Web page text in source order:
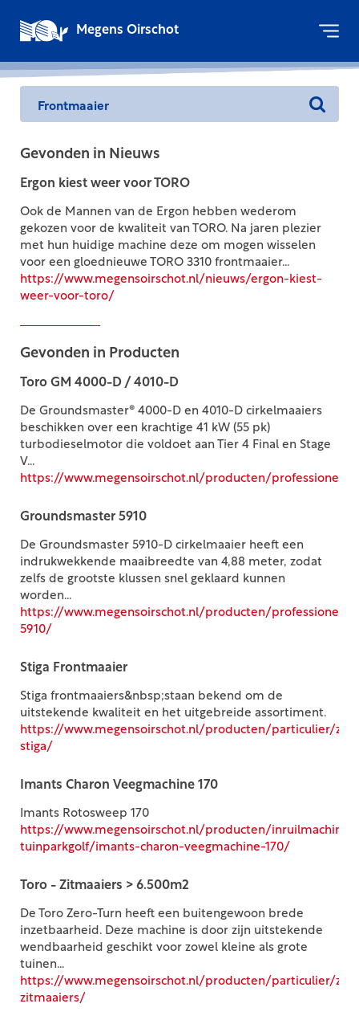
Megens Oirschot
Gevonden in Nieuws
Ergon kiest weer voor TORO
Ook de Mannen van de Ergon hebben wederom
gekozen voor de kwaliteit van TORO. Na jaren plezier
met hun huidige machine deze om mogen wisselen
voor een gloednieuwe TORO 3310 frontmaaier...
https://www.megensoirschot.nl/nieuws/ergon-kiest-
weer-voor-toro/
Gevonden in Producten
Toro GM 4000-D / 4010-D
De Groundsmaster® 4000-D en 4010-D cirkelmaaiers
beschikken over een krachtige 41 kW (55 pk)
turbodieselmotor die voldoet aan Tier 4 Final en Stage
V...
https://www.megensoirschot.nl/producten/
Groundsmaster 5910
De Groundsmaster 5910-D cirkelmaaier heeft een
indrukwekkende maaibreedte van 4,88 meter, zodat
zelfs de grootste klussen snel geklaard kunnen
worden...
https://www.megensoirschot.nl/producten/professioneel/
5910/
Stiga Frontmaaier
Stiga frontmaaiers&nbsp;staan bekend om de
uitstekende kwaliteit en het uitgebreide assortiment.
https://www.megensoirschot.nl/producten/particulier/
stiga/
Imants Charon Veegmachine 170
Imants Rotosweep 170
https://www.megensoirschot.nl/producten/
tuinparkgolf/imants-charon-veegmachine-170/
Toro - Zitmaaiers > 6.500m2
De Toro Zero-Turn heeft een buitengewoon brede
inzetbaarheid. Deze machine is door zijn uitstekende
wendbaarheid geschikt voor zowel kleine als grote
tuinen...
https://www.megensoirschot.nl/producten/particulier/
zitmaaiers/